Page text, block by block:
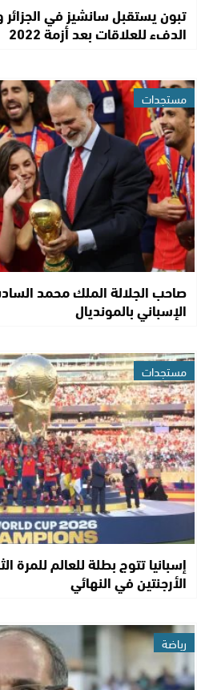
تبون يستقبل سانشيز في
الدفء للعلاقات بعد أزمة 2022
مستجدات
صاحب الجلالة الملك محمد
الإسباني بالمونديال
مستجدات
إسبانيا تتوج بطلة للعالم للمرة
الأرجنتين في النهائي
رياضة